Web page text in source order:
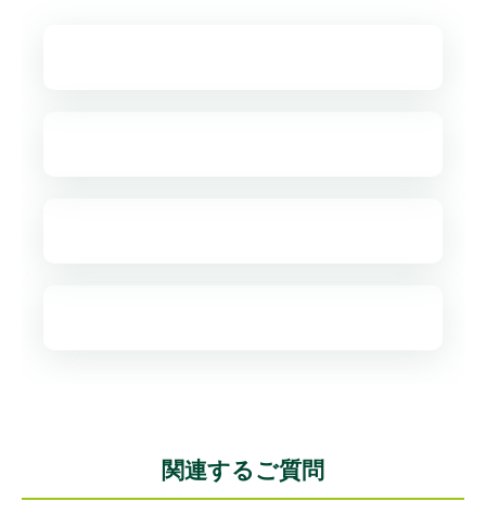
関連するご質問